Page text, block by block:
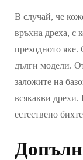
В случай, че
връхна дреха, с
преходното яке.
дълги модели.
заложите на
всякакви дрехи.
естествено